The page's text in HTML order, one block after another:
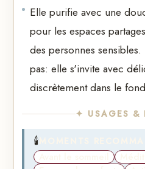
Elle purifie avec une
pour les espaces
des personnes
pas: elle s'invite avec
discrètement dans le
✦ USAGES &
🕯️